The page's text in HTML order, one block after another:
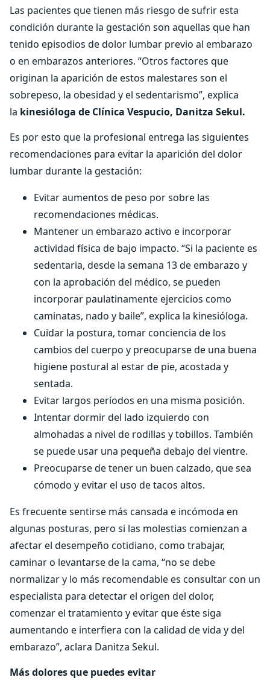
Las pacientes que tienen más riesgo de sufrir esta
condición durante la gestación son aquellas que han
tenido episodios de dolor lumbar previo al embarazo
o en embarazos anteriores. “Otros factores que
originan la aparición de estos malestares son el
sobrepeso, la obesidad y el sedentarismo”, explica
la kinesióloga de Clínica Vespucio, Danitza Sekul.
Es por esto que la profesional entrega las siguientes
recomendaciones para evitar la aparición del dolor
lumbar durante la gestación:
Evitar aumentos de peso por sobre las
recomendaciones médicas.
Mantener un embarazo activo e incorporar
actividad física de bajo impacto. “Si la paciente es
sedentaria, desde la semana 13 de embarazo y
con la aprobación del médico, se pueden
incorporar paulatinamente ejercicios como
caminatas, nado y baile”, explica la kinesióloga.
Cuidar la postura, tomar conciencia de los
cambios del cuerpo y preocuparse de una buena
higiene postural al estar de pie, acostada y
sentada.
Evitar largos períodos en una misma posición.
Intentar dormir del lado izquierdo con
almohadas a nivel de rodillas y tobillos. También
se puede usar una pequeña debajo del vientre.
Preocuparse de tener un buen calzado, que sea
cómodo y evitar el uso de tacos altos.
Es frecuente sentirse más cansada e incómoda en
algunas posturas, pero si las molestias comienzan a
afectar el desempeño cotidiano, como trabajar,
caminar o levantarse de la cama, “no se debe
normalizar y lo más recomendable es consultar con un
especialista para detectar el origen del dolor,
comenzar el tratamiento y evitar que éste siga
aumentando e interfiera con la calidad de vida y del
embarazo”, aclara Danitza Sekul.
Más dolores que puedes evitar